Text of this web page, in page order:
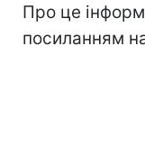
Про це
посиланням